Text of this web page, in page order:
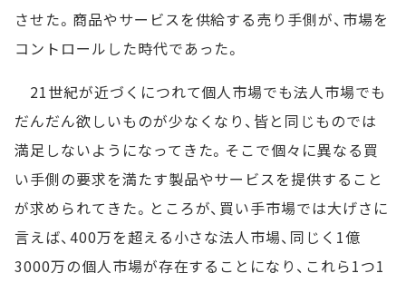
させた。商品やサービスを供給する売り手側が、市場を
コントロールした時代であった。
21世紀が近づくにつれて個人市場でも法人市場でも
だんだん欲しいものが少なくなり、皆と同じものでは
満足しないようになってきた。そこで個々に異なる買
い手側の要求を満たす製品やサービスを提供すること
が求められてきた。ところが、買い手市場では大げさに
言えば、400万を超える小さな法人市場、同じく1億
3000万の個人市場が存在することになり、これら1つ1